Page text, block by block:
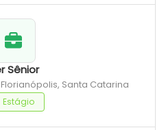
Sênior
Florianópolis, Santa Catarina
Estágio